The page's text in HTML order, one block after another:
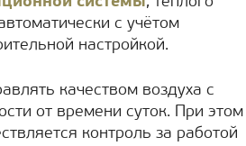
с учётом
настройкой.
качеством воздуха с
от времени суток. При этом
контроль за работой